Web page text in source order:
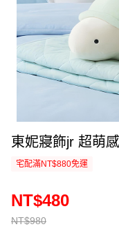
東妮寢
宅配滿NT$880免運
NT$980
NT$480